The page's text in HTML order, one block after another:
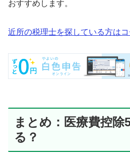
おすすめします。
近所の税理士を探している方はコ
まとめ：医療費控除
る？